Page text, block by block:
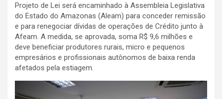
Projeto de Lei será encaminhado à Assembleia Legislativa
do Estado do Amazonas (Aleam) para conceder remissão
e para renegociar dívidas de operações de Crédito junto à
Afeam. A medida, se aprovada, soma R$ 9,6 milhões e
deve beneficiar produtores rurais, micro e pequenos
empresários e profissionais autônomos de baixa renda
afetados pela estiagem.